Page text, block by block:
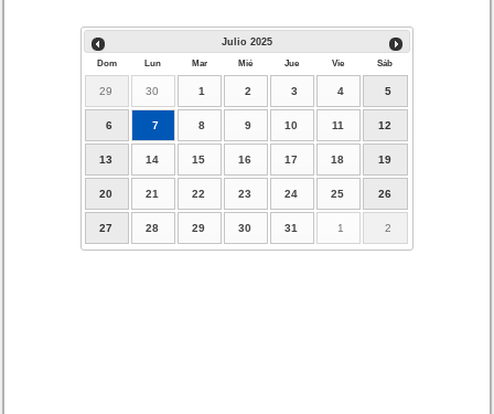
Julio 2025
Dom Lun Mar Mié Jue Vie Sáb
29 30 1 2 3 4 5
6 7 8 9 10 11 12
13 14 15 16 17 18 19
20 21 22 23 24 25 26
27 28 29 30 31 1 2